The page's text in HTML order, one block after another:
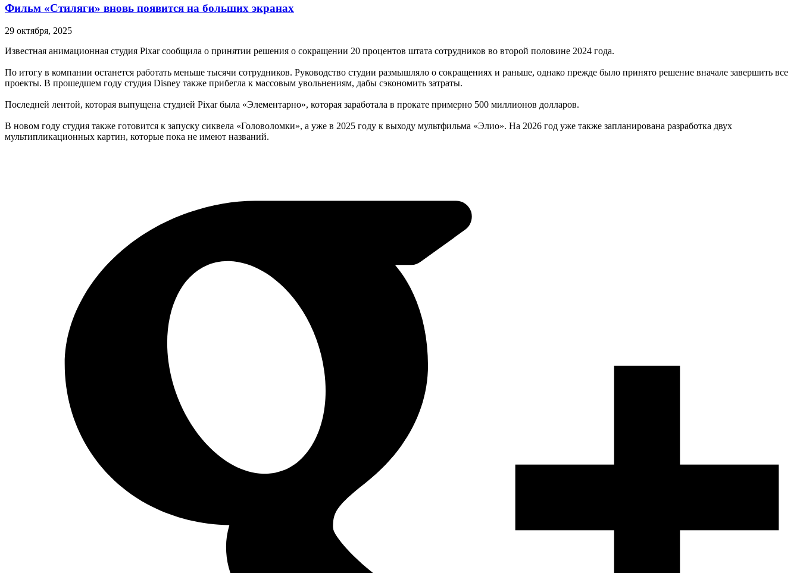
Фильм «Стиляги» вновь появится на больших экранах
29 октября, 2025
Известная анимационная студия Pixar сообщила о принятии решения о сокращении 20 процентов штата сотрудников во второй половине 2024 года.
По итогу в компании останется работать меньше тысячи сотрудников. Руководство студии размышляло о сокращениях и раньше, однако прежде было принято решение вначале завершить все
проекты. В прошедшем году студия Disney также прибегла к массовым увольнениям, дабы сэкономить затраты.
Последней лентой, которая выпущена студией Pixar была «Элементарно», которая заработала в прокате примерно 500 миллионов долларов.
В новом году студия также готовится к запуску сиквела «Головоломки», а уже в 2025 году к выходу мультфильма «Элио». На 2026 год уже также запланирована разработка двух
мультипликационных картин, которые пока не имеют названий.